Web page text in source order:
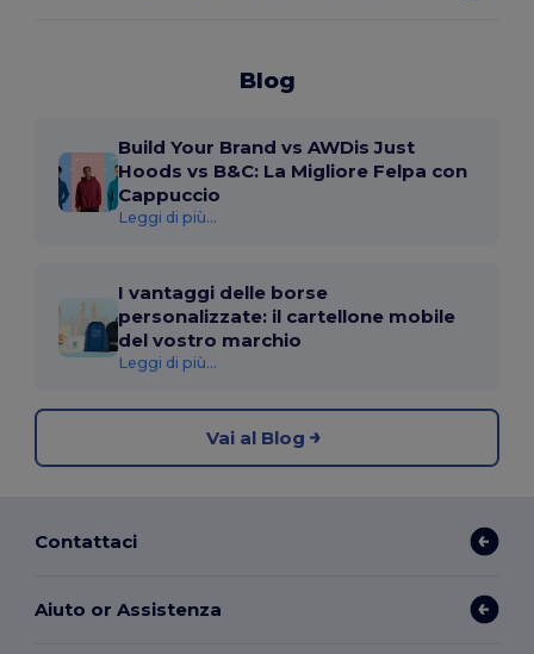
Blog
Build Your Brand vs AWDis Just
Hoods vs B&C: La Migliore Felpa con
Cappuccio
Leggi di più...
I vantaggi delle borse
personalizzate: il cartellone mobile
del vostro marchio
Leggi di più...
Vai al Blog
Contattaci
Aiuto or Assistenza